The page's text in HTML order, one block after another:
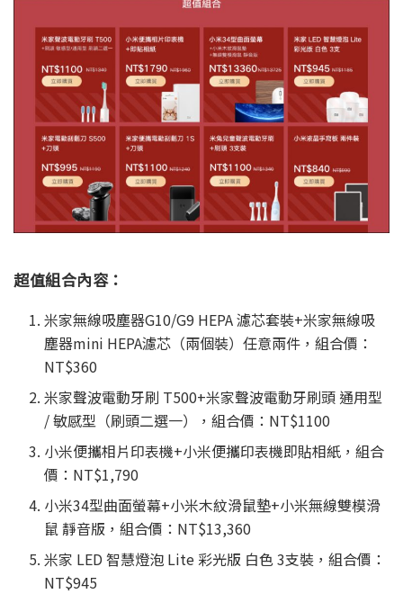
超值組合內容：
米家無線吸塵器G10/G9 HEPA 濾芯套裝+米家無線吸
塵器mini HEPA濾芯（兩個裝）任意兩件，組合價：
NT$360
米家聲波電動牙刷 T500+米家聲波電動牙刷頭 通用型
/ 敏感型（刷頭二選一），組合價：NT$1100
小米便攜相片印表機+小米便攜印表機即貼相紙，組合
價：NT$1,790
小米34型曲面螢幕+小米木紋滑鼠墊+小米無線雙模滑
鼠 靜音版，組合價：NT$13,360
米家 LED 智慧燈泡 Lite 彩光版 白色 3支裝，組合價：
NT$945